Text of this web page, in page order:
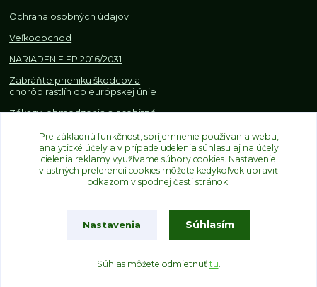
Ochrana osobných údajov
Veľkoobchod
NARIADENIE EP 2016/2031
Zabráňte prieniku škodcov a
chorôb rastlín do európskej únie
Zákazy, obmedzenia a osobitné
obchodovaní s rastlinami
Upravit sběr cookies.
Vytvorené na Eshop-rychlo.sk
Pre základnú funkčnosť, spríjemnenie používania webu,
analytické účely a v prípade udelenia súhlasu aj na účely
cielenia reklamy využívame súbory cookies. Nastavenie
vlastných preferencií cookies môžete kedykoľvek upraviť
odkazom v spodnej časti stránok.
Nastavenia Súhlasím
Súhlas môžete odmietnuť tu